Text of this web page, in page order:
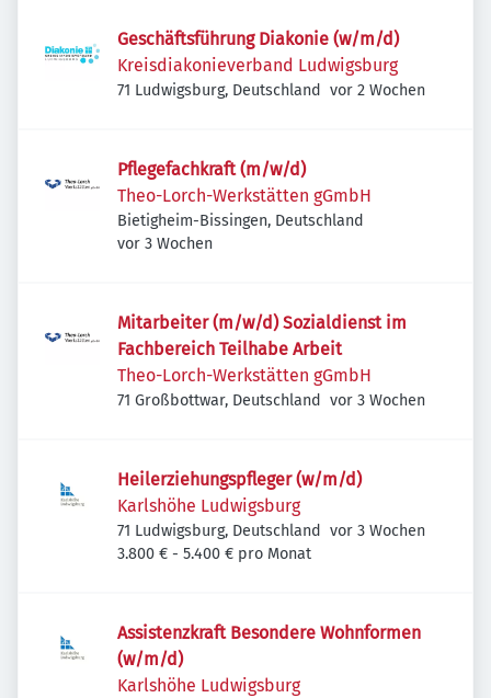
Geschäftsführung Diakonie (w/m/d)
Kreisdiakonieverband Ludwigsburg
71 Ludwigsburg, Deutschland Veröffentlicht
vor 2 Wochen
Pflegefachkraft (m/w/d)
Theo-Lorch-Werkstätten gGmbH
Bietigheim-Bissingen, Deutschland
Veröffentlicht
vor 3 Wochen
Mitarbeiter (m/w/d) Sozialdienst im
Fachbereich Teilhabe Arbeit
Theo-Lorch-Werkstätten gGmbH
71 Großbottwar, Deutschland Veröffentlicht
vor 3 Wochen
Heilerziehungspfleger (w/m/d)
Karlshöhe Ludwigsburg
71 Ludwigsburg, Deutschland Veröffentlicht
vor 3 Wochen
3.800 € - 5.400 € pro Monat
Assistenzkraft Besondere Wohnformen
(w/m/d)
Karlshöhe Ludwigsburg